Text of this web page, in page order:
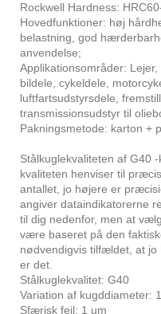
Rockwell Hardness:
Hovedfunktioner: høj
belastning, god
anvendelse;
Applikationsområder:
bildele, cykeldele,
luftfartsudstyrsdele,
transmissionsudstyr til
Pakningsmetode: karton +
Stålkuglekvaliteten af ​​G40
kvaliteten henviser til
antallet, jo højere er
angiver dataindikatorerne
til dig nedenfor, men at
være baseret på den
nødvendigvis tilfældet, at
er det.
Stålkuglekvalitet: G40
Variation af kugddiameter:
Sfærisk fejl: 1 um